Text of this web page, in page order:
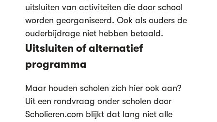
uitsluiten van activiteiten die door school
worden georganiseerd. Ook als ouders de
ouderbijdrage niet hebben betaald.
Uitsluiten of alternatief
programma
Maar houden scholen zich hier ook aan?
Uit een rondvraag onder scholen door
Scholieren.com blijkt dat lang niet alle